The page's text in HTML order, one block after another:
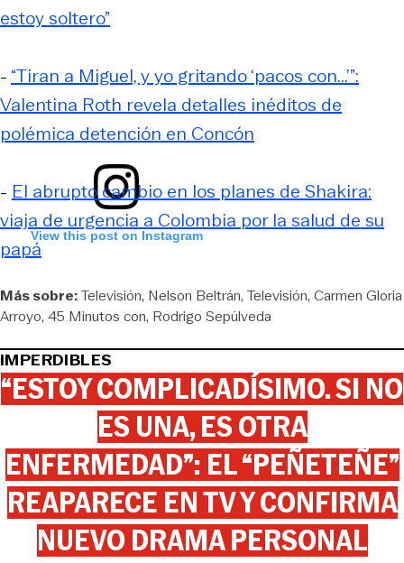
View this post on Instagram
estoy soltero”
- “Tiran a Miguel, y yo gritando ‘pacos con...’”:
Valentina Roth revela detalles inéditos de
polémica detención en Concón
- El abrupto cambio en los planes de Shakira:
viaja de urgencia a Colombia por la salud de su
papá
Más sobre:Televisión Nelson Beltrán Televisión Carmen Gloria
Arroyo 45 Minutos con Rodrigo Sepúlveda
IMPERDIBLES
“ESTOY COMPLICADÍSIMO. SI NO
ES UNA, ES OTRA
ENFERMEDAD”: EL “PEÑETEÑE”
REAPARECE EN TV Y CONFIRMA
NUEVO DRAMA PERSONAL